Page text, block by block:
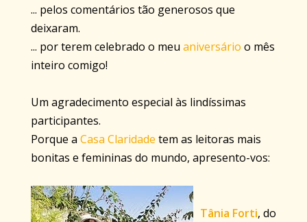
... pelos comentários tão generosos que
deixaram.
... por terem celebrado o meu aniversário o mês
inteiro comigo!
Um agradecimento especial às lindíssimas
participantes.
Porque a Casa Claridade tem as leitoras mais
bonitas e femininas do mundo, apresento-vos:
Tânia Forti, do